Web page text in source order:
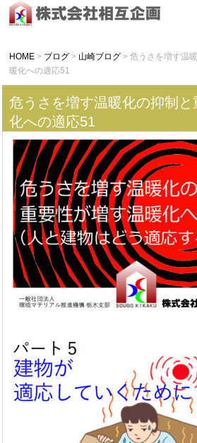
HOME > ブログ > 山崎ブログ > 危うさを増す温
暖化への適応51
危うさを増す温暖化の抑制
化への適応51